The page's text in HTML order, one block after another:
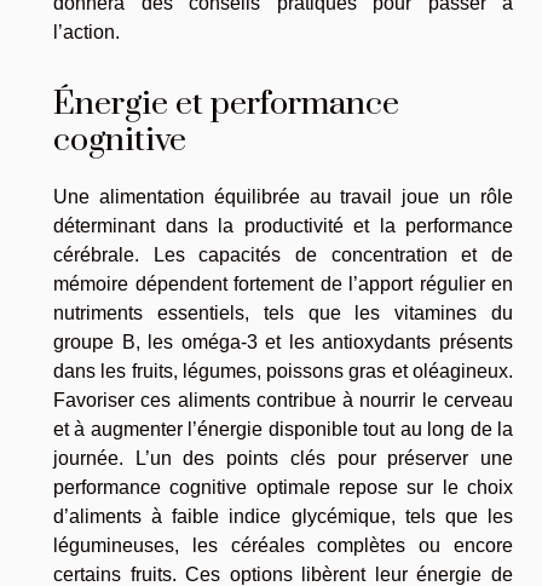
l’action.
Énergie et performance
cognitive
Une alimentation équilibrée au travail joue un rôle
déterminant dans la productivité et la performance
cérébrale. Les capacités de concentration et de
mémoire dépendent fortement de l’apport régulier en
nutriments essentiels, tels que les vitamines du
groupe B, les oméga-3 et les antioxydants présents
dans les fruits, légumes, poissons gras et oléagineux.
Favoriser ces aliments contribue à nourrir le cerveau
et à augmenter l’énergie disponible tout au long de la
journée. L’un des points clés pour préserver une
performance cognitive optimale repose sur le choix
d’aliments à faible indice glycémique, tels que les
légumineuses, les céréales complètes ou encore
certains fruits. Ces options libèrent leur énergie de